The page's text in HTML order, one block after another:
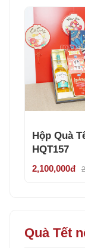
Hộp Quà
HQT157
2,100,000đ
Quà Tết